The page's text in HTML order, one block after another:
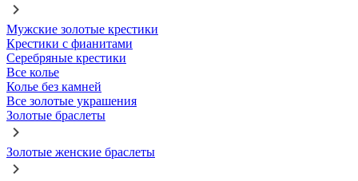
Мужские золотые крестики
Крестики с фианитами
Серебряные крестики
Все колье
Колье без камней
Все золотые украшения
Золотые браслеты
Золотые женские браслеты